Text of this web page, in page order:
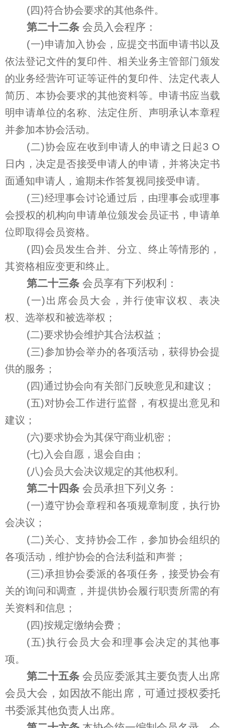
(四)符合协会要求的其他条件。
第二十二条 会员入会程序：
(一)申请加入协会，应提交书面申请书以及
依法登记文件的复印件、相关业务主管部门颁发
的业务经营许可证等证件的复印件、法定代表人
简历、本协会要求的其他资料等。申请书应当载
明申请单位的名称、法定住所、声明承认本章程
并参加本协会活动。
(二)协会应在收到申请人的申请之日起3 O
日内，决定是否接受申请人的申请，并将决定书
面通知申请人，逾期未作答复视同接受申请。
(三)经理事会讨论通过后，由理事会或理事
会授权的机构向申请单位颁发会员证书，申请单
位即取得会员资格。
(四)会员发生合并、分立、终止等情形的，
其资格相应变更和终止。
第二十三条 会员享有下列权利：
(一)出席会员大会，并行使审议权、表决
权、选举权和被选举权；
(二)要求协会维护其合法权益；
(三)参加协会举办的各项活动，获得协会提
供的服务；
(四)通过协会向有关部门反映意见和建议；
(五)对协会工作进行监督，有权提出意见和
建议；
(六)要求协会为其保守商业机密；
(七)入会自愿，退会自由；
(八)会员大会决议规定的其他权利。
第二十四条 会员承担下列义务：
(一)遵守协会章程和各项规章制度，执行协
会决议；
(二)关心、支持协会工作，参加协会组织的
各项活动，维护协会的合法利益和声誉；
(三)承担协会委派的各项任务，接受协会有
关的询问和调查，并提供协会履行职责所需的有
关资料和信息；
(四)按规定缴纳会费；
(五)执行会员大会和理事会决定的其他事
项。
第二十五条 会员应委派其主要负责人出席
会员大会，如因故不能出席，可通过授权委托
书委派其他负责人出席。